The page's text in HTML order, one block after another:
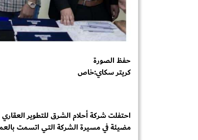
حفظ الصورة
كريتر سكاي:خاص
احتفلت شركة أحلام الشرق للتطوير
مضيئة في مسيرة الشركة التي اتسمت